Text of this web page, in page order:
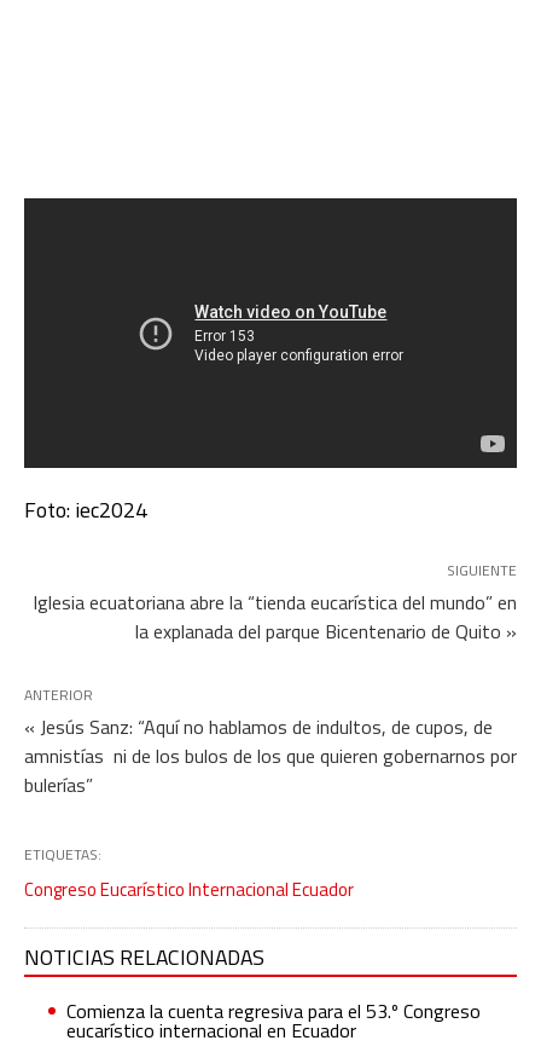
Foto: iec2024
SIGUIENTE
Iglesia ecuatoriana abre la “tienda eucarística del mundo” en
la explanada del parque Bicentenario de Quito »
ANTERIOR
« Jesús Sanz: “Aquí no hablamos de indultos, de cupos, de
amnistías ni de los bulos de los que quieren gobernarnos por
bulerías”
ETIQUETAS:
Congreso Eucarístico Internacional Ecuador
NOTICIAS RELACIONADAS
Comienza la cuenta regresiva para el 53.º Congreso
eucarístico internacional en Ecuador